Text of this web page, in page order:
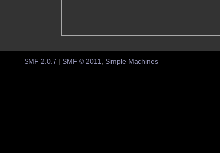
SMF 2.0.7 SMF © 2011, Simple Machines